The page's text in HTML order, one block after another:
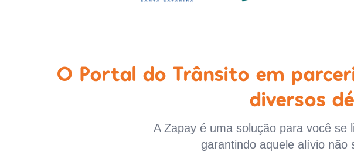
O Portal do Trânsito em
diversos
A Zapay é uma solução para você se
garantindo aquele alívio